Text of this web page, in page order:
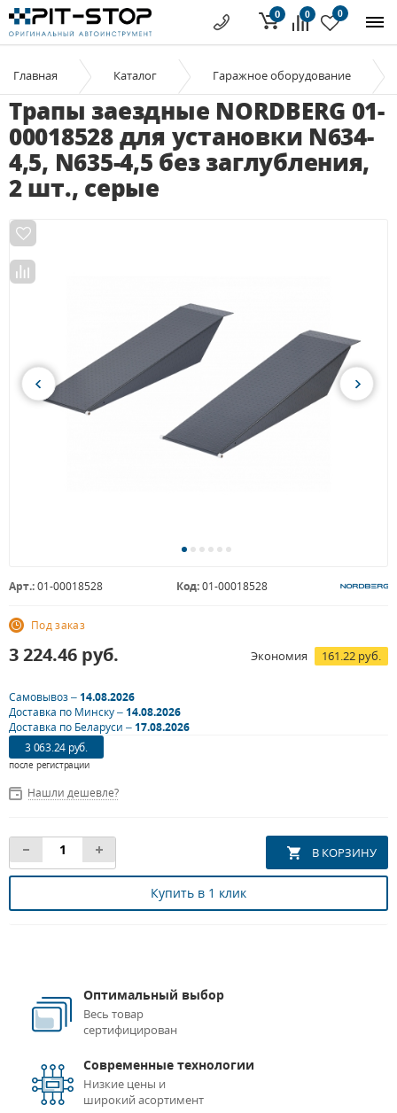
0 0
0
Главная Каталог Гаражное оборудование
Трапы заездные NORDBERG 01-
00018528 для установки N634-
4,5, N635-4,5 без заглубления,
2 шт., серые
Арт.:01-00018528 Код:01-00018528
Под заказ
3 224.46 руб. Экономия 161.22 руб.
Самовывоз –14.08.2026
Доставка по Минску –14.08.2026
Доставка по Беларуси –17.08.2026
3 063.24 руб.
после регистрации
Нашли дешевле?
Купить в 1 клик
Оптимальный выбор
Весь товар
сертифицирован
Современные технологии
Низкие цены и
широкий асортимент